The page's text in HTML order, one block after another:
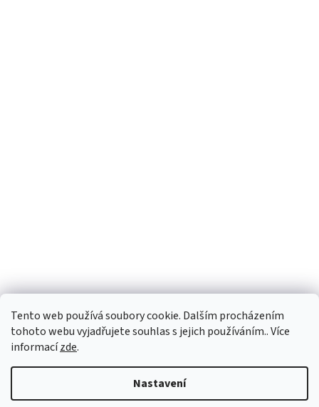
Tento web používá soubory cookie. Dalším procházením
tohoto webu vyjadřujete souhlas s jejich používáním.. Více
informacízde.
Nastavení